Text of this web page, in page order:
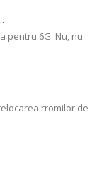
pentru 6G. Nu, nu
rromilor de